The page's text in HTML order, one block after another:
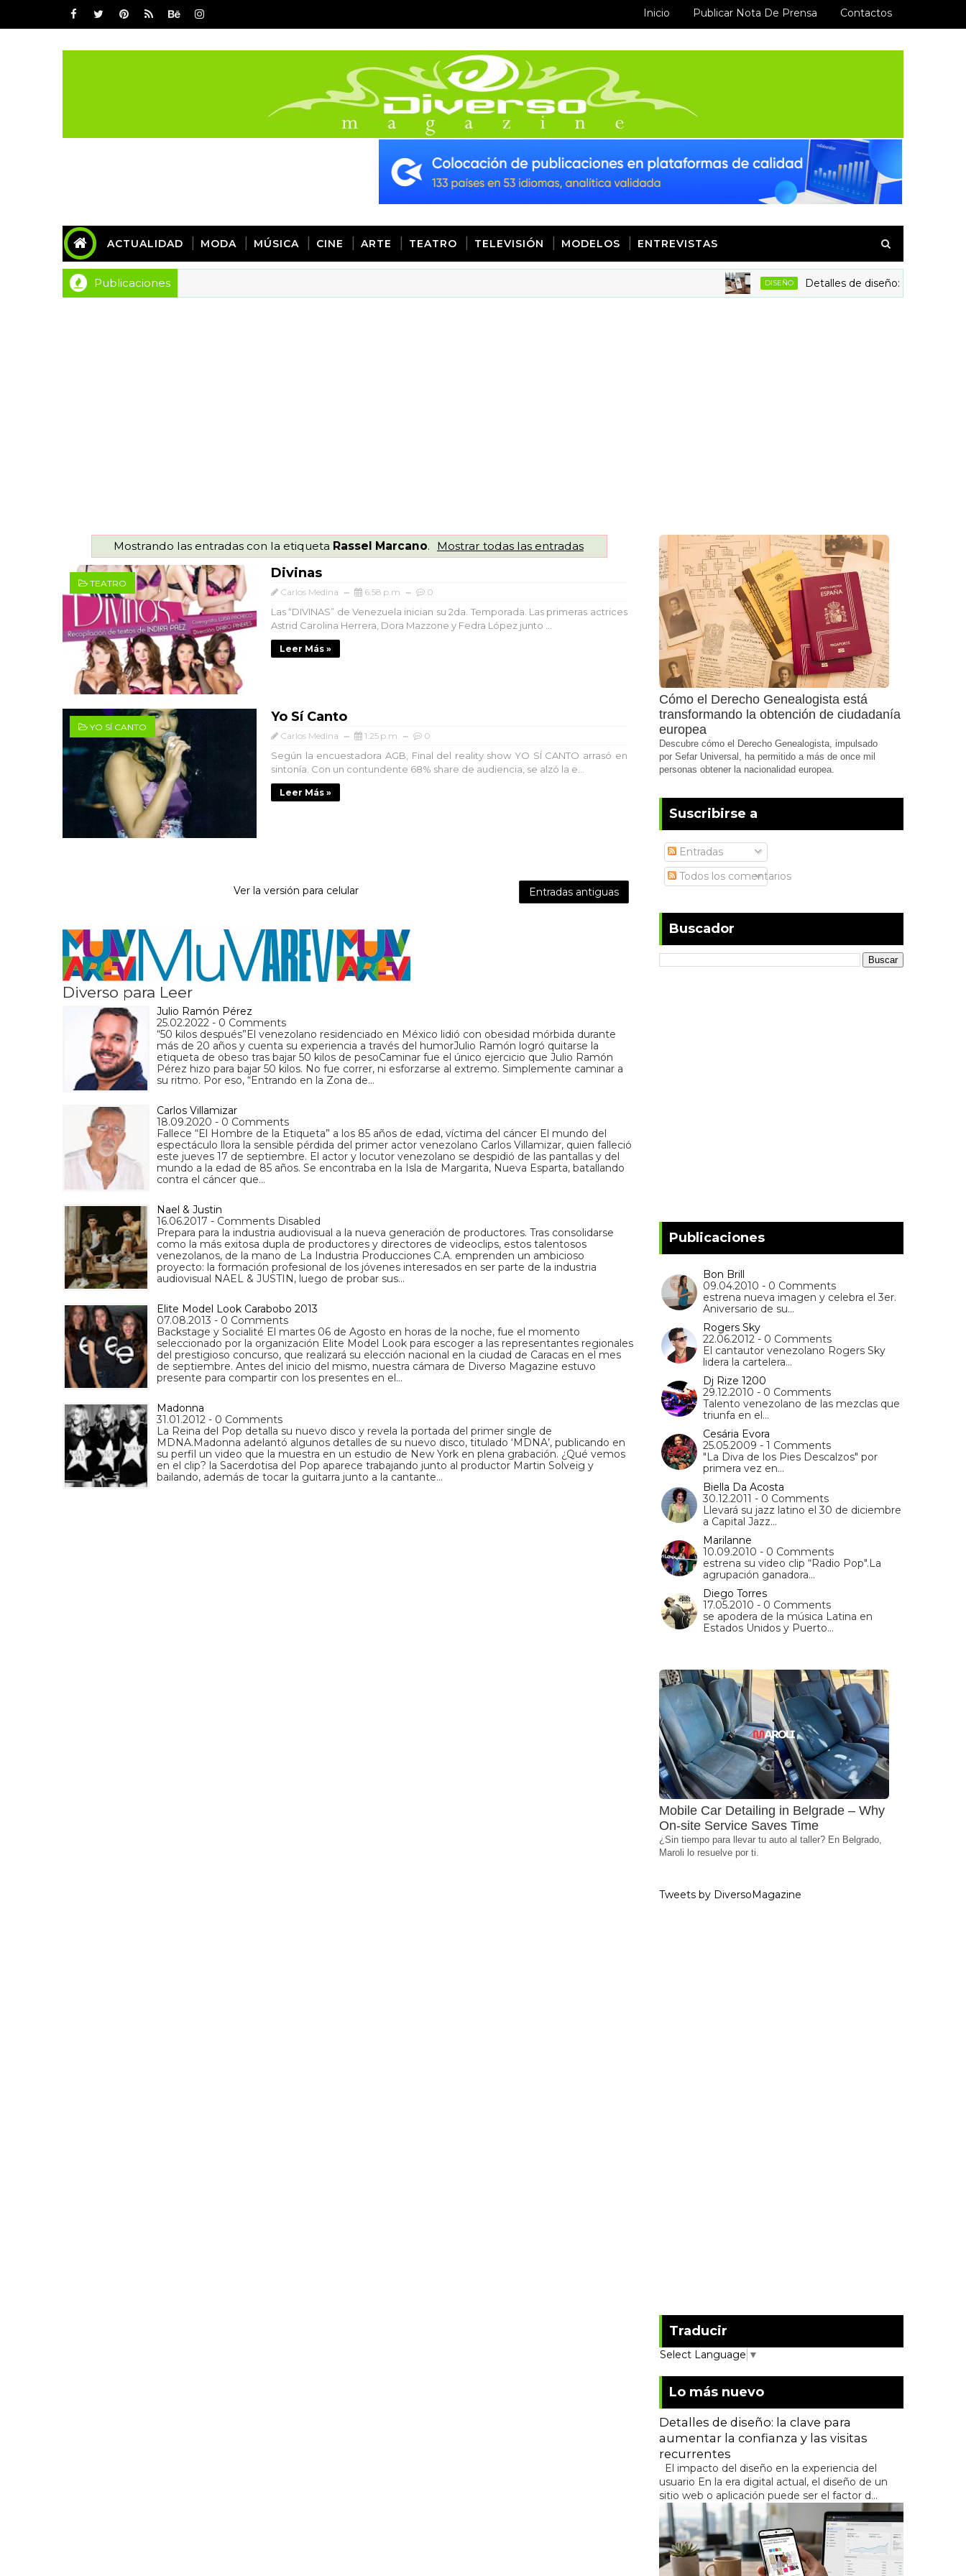
Inicio Publicar Nota De Prensa Contactos
ACTUALIDAD MODA MÚSICA CINE ARTE TEATRO TELEVISIÓN MODELOS ENTREVISTAS
Publicaciones DISEÑO Detalles de diseño: la clave para
Mostrando las entradas con la etiqueta Rassel Marcano. Mostrar todas las entradas
TEATRO
Divinas
Carlos Medina 6:58 p.m. 0
Las “DIVINAS” de Venezuela inician su 2da. Temporada. Las primeras actrices
Astrid Carolina Herrera, Dora Mazzone y Fedra López junto ...
Leer Más »
YO SÍ CANTO
Yo Sí Canto
Carlos Medina 1:25 p.m. 0
Según la encuestadora AGB, Final del reality show YO SÍ CANTO arrasó en
sintonía. Con un contundente 68% share de audiencia, se alzó la e...
Leer Más »
Entradas antiguas
Ver la versión para celular
Diverso para Leer
Julio Ramón Pérez
25.02.2022 - 0 Comments
“50 kilos después”El venezolano residenciado en México lidió con obesidad mórbida durante
más de 20 años y cuenta su experiencia a través del humorJulio Ramón logró quitarse la
etiqueta de obeso tras bajar 50 kilos de pesoCaminar fue el único ejercicio que Julio Ramón
Pérez hizo para bajar 50 kilos. No fue correr, ni esforzarse al extremo. Simplemente caminar a
su ritmo. Por eso, “Entrando en la Zona de…
Carlos Villamizar
18.09.2020 - 0 Comments
Fallece “El Hombre de la Etiqueta” a los 85 años de edad, víctima del cáncer El mundo del
espectáculo llora la sensible pérdida del primer actor venezolano Carlos Villamizar, quien falleció
este jueves 17 de septiembre. El actor y locutor venezolano se despidió de las pantallas y del
mundo a la edad de 85 años. Se encontraba en la Isla de Margarita, Nueva Esparta, batallando
contra el cáncer que…
Nael & Justin
16.06.2017 - Comments Disabled
Prepara para la industria audiovisual a la nueva generación de productores. Tras consolidarse
como la más exitosa dupla de productores y directores de videoclips, estos talentosos
venezolanos, de la mano de La Industria Producciones C.A. emprenden un ambicioso
proyecto: la formación profesional de los jóvenes interesados en ser parte de la industria
audiovisual NAEL & JUSTIN, luego de probar sus…
Elite Model Look Carabobo 2013
07.08.2013 - 0 Comments
Backstage y Socialité El martes 06 de Agosto en horas de la noche, fue el momento
seleccionado por la organización Elite Model Look para escoger a las representantes regionales
del prestigioso concurso, que realizará su elección nacional en la ciudad de Caracas en el mes
de septiembre. Antes del inicio del mismo, nuestra cámara de Diverso Magazine estuvo
presente para compartir con los presentes en el…
Madonna
31.01.2012 - 0 Comments
La Reina del Pop detalla su nuevo disco y revela la portada del primer single de
MDNA.Madonna adelantó algunos detalles de su nuevo disco, titulado ‘MDNA’, publicando en
su perfil un video que la muestra en un estudio de New York en plena grabación. ¿Qué vemos
en el clip? la Sacerdotisa del Pop aparece trabajando junto al productor Martin Solveig y
bailando, además de tocar la guitarra junto a la cantante…
Cómo el Derecho Genealogista está
transformando la obtención de ciudadanía
europea
Descubre cómo el Derecho Genealogista, impulsado
por Sefar Universal, ha permitido a más de once mil
personas obtener la nacionalidad europea.
Suscribirse a
Entradas
Todos los comentarios
Buscador
Publicaciones
Bon Brill
09.04.2010 - 0 Comments
estrena nueva imagen y celebra el 3er.
Aniversario de su…
Rogers Sky
22.06.2012 - 0 Comments
El cantautor venezolano Rogers Sky
lidera la cartelera…
Dj Rize 1200
29.12.2010 - 0 Comments
Talento venezolano de las mezclas que
triunfa en el…
Cesária Evora
25.05.2009 - 1 Comments
"La Diva de los Pies Descalzos" por
primera vez en…
Biella Da Acosta
30.12.2011 - 0 Comments
Llevará su jazz latino el 30 de diciembre
a Capital Jazz…
Marilanne
10.09.2010 - 0 Comments
estrena su video clip “Radio Pop".La
agrupación ganadora…
Diego Torres
17.05.2010 - 0 Comments
se apodera de la música Latina en
Estados Unidos y Puerto…
Mobile Car Detailing in Belgrade – Why
On-site Service Saves Time
¿Sin tiempo para llevar tu auto al taller? En Belgrado,
Maroli lo resuelve por ti.
Tweets by DiversoMagazine
Traducir
Select Language ▼
Lo más nuevo
Detalles de diseño: la clave para
aumentar la confianza y las visitas
recurrentes
El impacto del diseño en la experiencia del
usuario En la era digital actual, el diseño de un
sitio web o aplicación puede ser el factor d...